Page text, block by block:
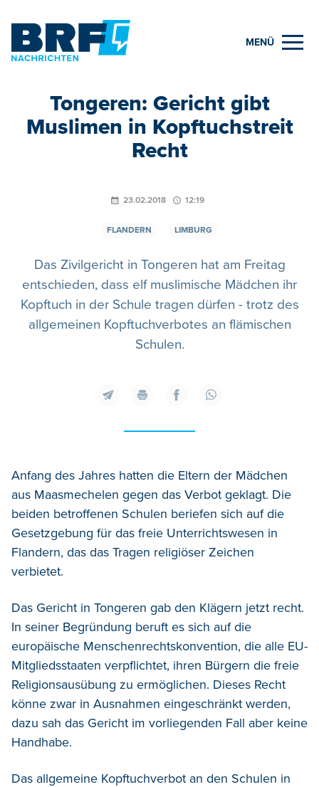
MENÜ
Tongeren: Gericht gibt
Muslimen in Kopftuchstreit
Recht
23.02.2018 12:19
FLANDERN LIMBURG
Das Zivilgericht in Tongeren hat am Freitag
entschieden, dass elf muslimische Mädchen ihr
Kopftuch in der Schule tragen dürfen - trotz des
allgemeinen Kopftuchverbotes an flämischen
Schulen.
Anfang des Jahres hatten die Eltern der Mädchen
aus Maasmechelen gegen das Verbot geklagt. Die
beiden betroffenen Schulen beriefen sich auf die
Gesetzgebung für das freie Unterrichtswesen in
Flandern, das das Tragen religiöser Zeichen
verbietet.
Das Gericht in Tongeren gab den Klägern jetzt recht.
In seiner Begründung beruft es sich auf die
europäische Menschenrechtskonvention, die alle EU-
Mitgliedsstaaten verpflichtet, ihren Bürgern die freie
Religionsausübung zu ermöglichen. Dieses Recht
könne zwar in Ausnahmen eingeschränkt werden,
dazu sah das Gericht im vorliegenden Fall aber keine
Handhabe.
Das allgemeine Kopftuchverbot an den Schulen in